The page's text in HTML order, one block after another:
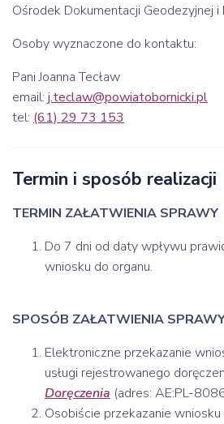
Ośrodek Dokumentacji Geodezyjnej i
Osoby wyznaczone do kontaktu:
Pani Joanna Tecław
email: j.teclaw@powiatobornicki.pl
tel: (61) 29 73 153
Termin i sposób realizacji
TERMIN ZAŁATWIENIA SPRAWY
Do 7 dni od daty wpływu
wniosku do organu.
SPOSÓB ZAŁATWIENIA
Elektroniczne przekazanie
usługi rejestrowanego
Doręczenia (adres: AE:PL-
Osobiście przekazanie